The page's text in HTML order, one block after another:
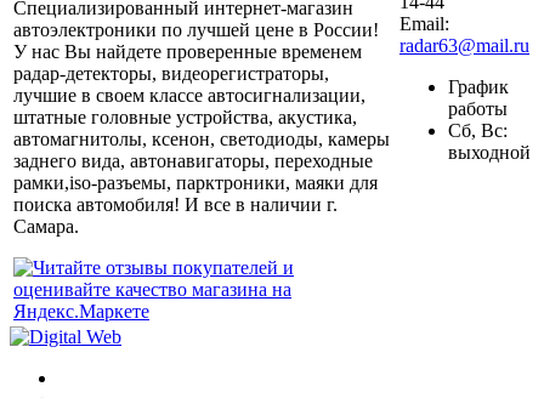
Специализированный интернет-магазин
автоэлектроники по лучшей цене в России!
У нас Вы найдете проверенные временем
радар-детекторы, видеорегистраторы,
лучшие в своем классе автосигнализации,
штатные головные устройства, акустика,
автомагнитолы, ксенон, светодиоды, камеры
заднего вида, автонавигаторы, переходные
рамки,iso-разъемы, парктроники, маяки для
поиска автомобиля! И все в наличии г.
Самара.
Email:
radar63@mail.ru
График
работы
Сб, Вс:
выходной